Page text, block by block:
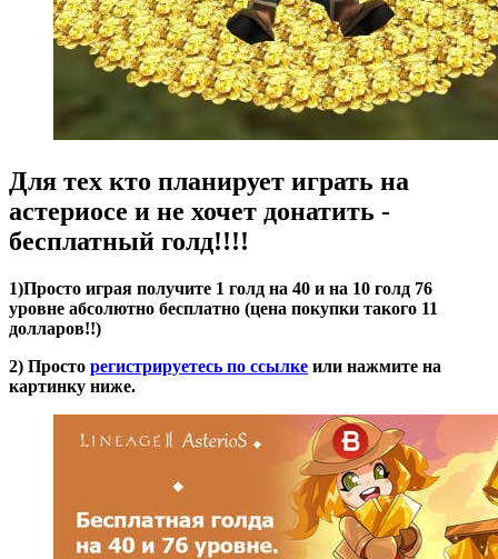
Для тех кто планирует играть на
астериосе и не хочет донатить -
бесплатный голд!!!!
1)Просто играя получите 1 голд на 40 и на 10 голд 76
уровне абсолютно бесплатно (цена покупки такого 11
долларов!!)
2) Просто регистрируетесь по ссылке или нажмите на
картинку ниже.